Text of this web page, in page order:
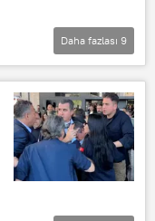
Daha fazlası 9